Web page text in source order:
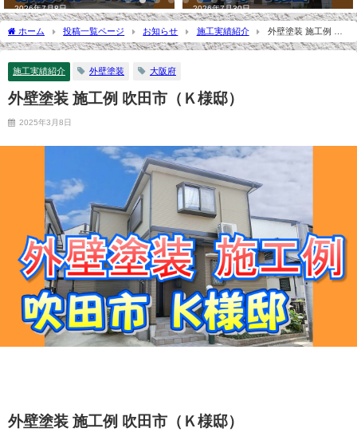
2026年7月30日
ホーム 投稿一覧ページ お知らせ 施工実績紹介
外壁塗装 施工例 吹
田市（Ｋ様邸）
施工実績紹介 外壁塗装 大阪府
外壁塗装 施工例 吹田市（Ｋ様邸）
2025年3月8日
外壁塗装 施工例 吹田市（Ｋ様邸）